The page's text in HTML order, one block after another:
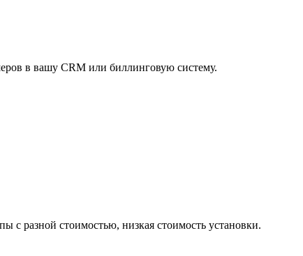
в вашу CRM или биллинговую систему.
разной стоимостью, низкая стоимость установки.